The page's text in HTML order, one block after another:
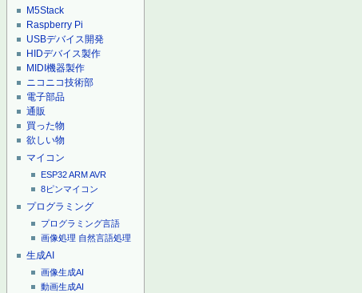
M5Stack
Raspberry Pi
USBデバイス開発
HIDデバイス製作
MIDI機器製作
ニコニコ技術部
電子部品
通販
買った物
欲しい物
マイコン
ESP32ARMAVR
8ピンマイコン
プログラミング
プログラミング言語
画像処理 自然言語処理
生成AI
画像生成AI
動画生成AI